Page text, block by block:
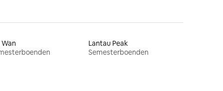
Wan
Lantau Peak
Semesterboenden